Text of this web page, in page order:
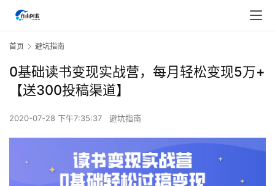
首页 避坑指南
0基础读书变现实战营，每月轻松变现5万+
【送300投稿渠道】
2020-07-28 下午7:35:37 避坑指南